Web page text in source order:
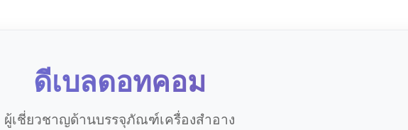
ดีเบลดอทคอม
ผู้เชี่ยวชาญด้านบรรจุภัณฑ์เครื่องสำอาง